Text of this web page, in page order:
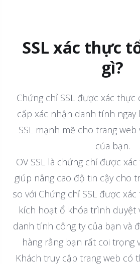
SSL xác thực
gì?
Chứng chỉ SSL được xác
cấp xác nhận danh tính ngay
SSL mạnh mẽ cho trang
của bạn.
OV SSL là chứng chỉ được
giúp nâng cao độ tin cậy cho
so với Chứng chỉ SSL được
kích hoạt ổ khóa trình duyệt
danh tính công ty của bạn và
hàng rằng bạn rất coi trọng
Khách truy cập trang web có